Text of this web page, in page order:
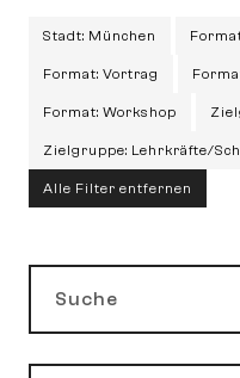
Stadt: München
Format: Vortrag
Format: Workshop
Zielgruppe: Lehrkräfte/
Alle Filter entfernen
Suche